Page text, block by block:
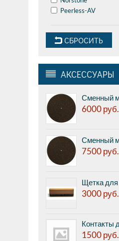
Peerless-AV
СБРОСИТЬ
АКСЕССУАРЫ
6000руб.
7500руб.
3000руб.
1500руб.